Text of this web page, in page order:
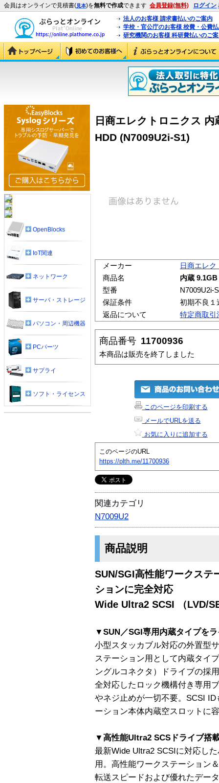
会員はオンラインで見積書(見本)を無料で作成できます 会員登録(無料) ログイン
法人のお客様 請求書払いのご案内
学校・官公庁のお客様 校費・公費
研究機関のお客様 科研費払いのご
日商エレクトロニクス
HDD (N7009U2i-S1)
メーカー
日商エレ
商品名
内蔵
型番
N7009U2i-
保証条件
初期不良１
返品について
特定商取引
商品番号 11700936
本商品は販売を終了しました
このページを印刷する
メールでURLを送る
お気に入りに追加する
このページのURL
https://plth.me/11700936
関連カテゴリ
N7009U2
商品説明
SUN/SGI高性能ワークステ
ションに完全対応
Wide Ultra2 SCSI （LVD/
▼SUN／SGI専用内蔵タイプを
小型スタッカブル対応の外置型
ステーション用として内蔵タイ
ングルコネクタ）ドライブの採
全対応したロック機構付き専用
やネジ止めが一切不要。SCSI
ーション本体内蔵空スロットに
▼高性能Ultra2 SCSドライブ搭
最新Wide Ultra2 SCSIに対応し
用。高性能ワークステーション
転送スピードおよび優れたデー
OpenBlocks
IoT関連
ネットワーク
サーバ・ストレージ
パソコン・周辺機器
PCパーツ
サプライ
ソフト・ライセンス